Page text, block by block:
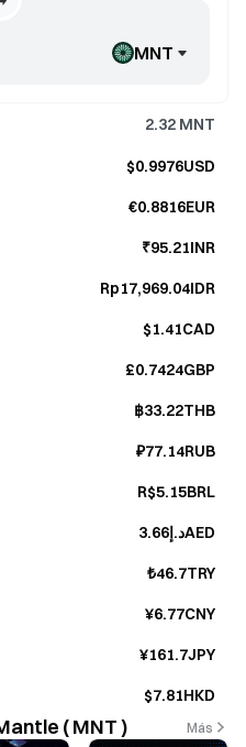
MNT
2.32 MNT
$0.9976USD
€0.8816EUR
₹95.21INR
Rp17,969.04IDR
$1.41CAD
£0.7424GBP
฿33.22THB
₽77.14RUB
R$5.15BRL
د.إ3.66AED
₺46.7TRY
¥6.77CNY
¥161.7JPY
$7.81HKD
( MNT ) Más